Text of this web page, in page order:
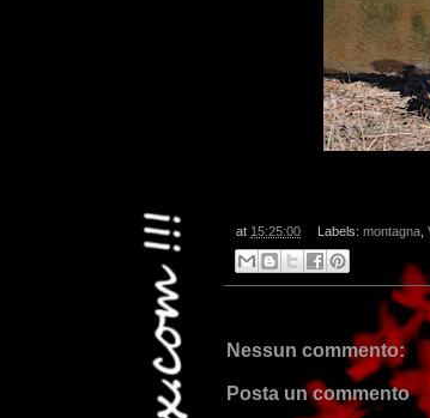
at 15:25:00 Labels: montagna,
Nessun commento:
Posta un commento